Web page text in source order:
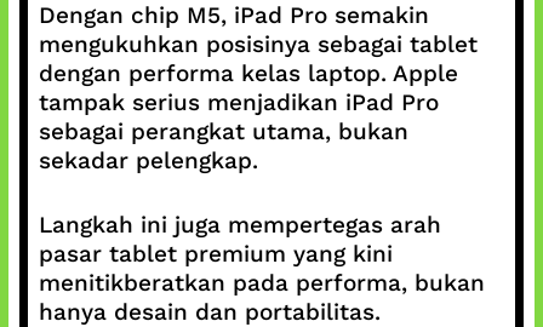
Dengan chip M5, iPad Pro semakin
mengukuhkan posisinya sebagai tablet
dengan performa kelas laptop. Apple
tampak serius menjadikan iPad Pro
sebagai perangkat utama, bukan
sekadar pelengkap.
Langkah ini juga mempertegas arah
pasar tablet premium yang kini
menitikberatkan pada performa, bukan
hanya desain dan portabilitas.